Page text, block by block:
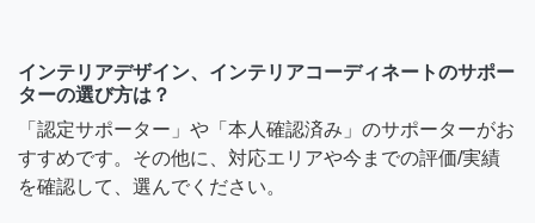
インテリアデザイン、インテリアコーディネートのサポー
ターの選び方は？
「認定サポーター」や「本人確認済み」のサポーターがお
すすめです。その他に、対応エリアや今までの評価/実績
を確認して、選んでください。